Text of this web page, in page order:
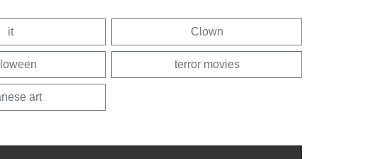
it Clown
terror movies
art